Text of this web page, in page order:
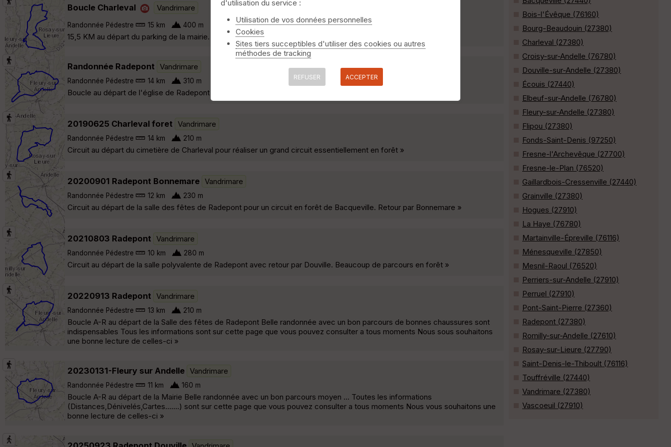
Boucle Charleval Vandrimare
Randonnée Pédestre 15 km 400 m
15,5 KM au départ du parking de la mairie. Voir les photos En sens anti-horaire. »
Randonnée Radepont Vandrimare
Randonnée Pédestre 14 km 310 m
Boucle au départ de l'église de Radepont et passant par Vandrimare, Charleval et Fleury sur Andelle »
20190625 Charleval foret Vandrimare
Randonnée Pédestre 14 km 210 m
Circuit au départ du cimetière de Charleval pour réaliser un grand circuit essentiellement en forêt »
20200901 Radepont Bonnemare Vandrimare
Randonnée Pédestre 12 km 230 m
Circuit au départ de la salle des fêtes de Radepont pour un circuit en forêt de Bacqueville. Retour par Bonnemare »
20210803 Radepont Vandrimare
Randonnée Pédestre 10 km 280 m
Circuit au départ de la salle polyvalente de Radepont avec retour par Douville. Beaucoup de parcours en forêt »
20220913 Radepont Vandrimare
Randonnée Pédestre 13 km 210 m
Boucle A-R au départ de la Salle des fêtes de Radepont Belle randonnée avec un bon parcours de bonnes chaussures sont
indispensables Tous les informations sont sur cette page que vous pouvez consulter a tous moments Nous sous souhaitons
une bonne lecture de celles-ci »
20230131-Fleury sur Andelle Vandrimare
Randonnée Pédestre 11 km 160 m
Boucle A-R au départ de la Mairie Belle randonnée avec un bon parcours moyen ... Toutes les informations
(Distances,Dénivelés,Cartes.......) sont sur cette page que vous pouvez consulter a tous moments Nous vous souhaitons une
bonne lecture de celles-ci »
Bois-l'Évêque (76160)
Bourg-Beaudouin (27380)
Charleval (27380)
Croisy-sur-Andelle (76780)
Douville-sur-Andelle (27380)
Écouis (27440)
Elbeuf-sur-Andelle (76780)
Fleury-sur-Andelle (27380)
Flipou (27380)
Fonds-Saint-Denis (97250)
Fresne-l'Archevêque (27700)
Fresne-le-Plan (76520)
Gaillardbois-Cressenville (27440)
Grainville (27380)
Hogues (27910)
La Haye (76780)
Martainville-Épreville (76116)
Ménesqueville (27850)
Mesnil-Raoul (76520)
Perriers-sur-Andelle (27910)
Perruel (27910)
Pont-Saint-Pierre (27360)
Radepont (27380)
Romilly-sur-Andelle (27610)
Rosay-sur-Lieure (27790)
Saint-Denis-le-Thiboult (76116)
Touffréville (27440)
Vandrimare (27380)
Vascoeuil (27910)
d'utilisation du service :
Utilisation de vos données personnelles
Cookies
Sites tiers succeptibles d'utiliser des cookies ou autres
méthodes de tracking
REFUSER ACCEPTER